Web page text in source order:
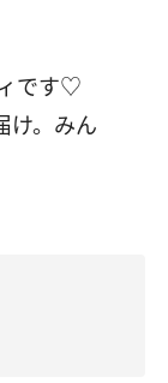
ィです♡
け。みん